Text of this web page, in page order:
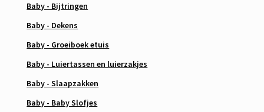
Baby - Bijtringen
Baby - Dekens
Baby - Groeiboek etuis
Baby - Luiertassen en luierzakjes
Baby - Slaapzakken
Baby - Baby Slofjes